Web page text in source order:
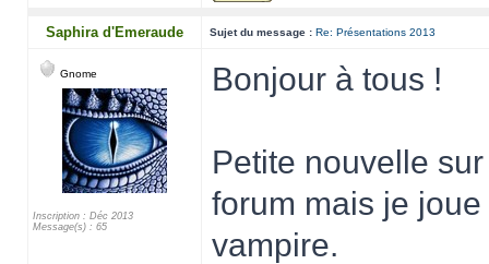
Saphira d'Emeraude Sujet du message : Re: Présentations 2013
Gnome
Inscription : Déc 2013
Message(s) : 65
Bonjour à tous !
Petite nouvelle
forum mais je
vampire.